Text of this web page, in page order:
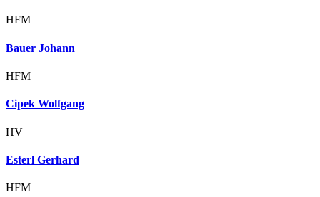
HFM
Bauer Johann
HFM
Cipek Wolfgang
HV
Esterl Gerhard
HFM